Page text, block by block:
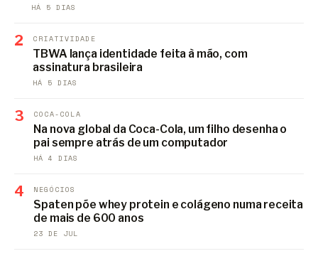
HÁ 5 DIAS
2 CRIATIVIDADE
TBWA lança identidade feita à mão, com
assinatura brasileira
HÁ 5 DIAS
3 COCA-COLA
Na nova global da Coca-Cola, um filho desenha o
pai sempre atrás de um computador
HÁ 4 DIAS
4 NEGÓCIOS
Spaten põe whey protein e colágeno numa receita
de mais de 600 anos
23 DE JUL